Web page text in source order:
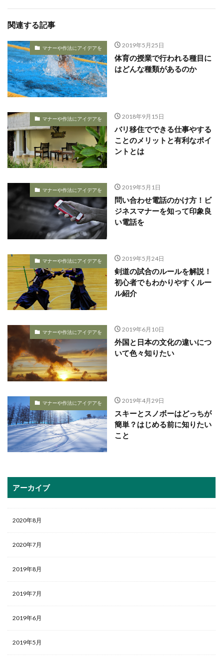
関連する記事
マナーや作法にアイデアを 2019年5月25日
体育の授業で行われる種目に
はどんな種類があるのか
マナーや作法にアイデアを 2018年9月15日
バリ移住でできる仕事やする
ことのメリットと有利なポイ
ントとは
マナーや作法にアイデアを 2019年5月1日
問い合わせ電話のかけ方！ビ
ジネスマナーを知って印象良
い電話を
マナーや作法にアイデアを 2019年5月24日
剣道の試合のルールを解説！
初心者でもわかりやすくルー
ル紹介
マナーや作法にアイデアを 2019年6月10日
外国と日本の文化の違いにつ
いて色々知りたい
マナーや作法にアイデアを 2019年4月29日
スキーとスノボーはどっちが
簡単？はじめる前に知りたい
こと
アーカイブ
2020年8月
2020年7月
2019年8月
2019年7月
2019年6月
2019年5月